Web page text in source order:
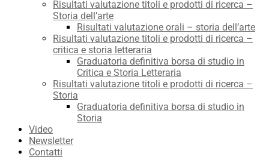
Risultati valutazione titoli e prodotti di ricerca –
Storia dell’arte
Risultati valutazione orali – storia dell’arte
Risultati valutazione titoli e prodotti di ricerca –
critica e storia letteraria
Graduatoria definitiva borsa di studio in
Critica e Storia Letteraria
Risultati valutazione titoli e prodotti di ricerca –
Storia
Graduatoria definitiva borsa di studio in
Storia
Video
Newsletter
Contatti